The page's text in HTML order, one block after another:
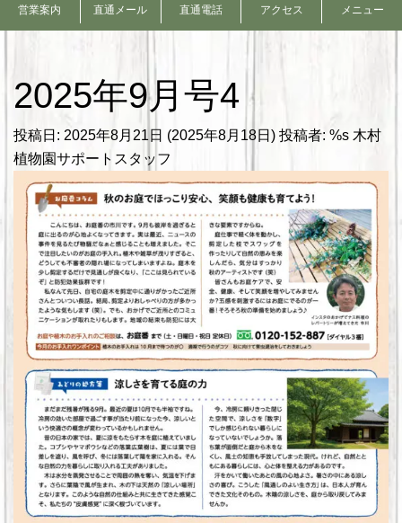
営業案内 直通メール 直通電話 アクセス メニュー
2025年9月号4
投稿日: 2025年8月21日 (2025年8月18日) 投稿者: %s 木村
植物園サポートスタッフ